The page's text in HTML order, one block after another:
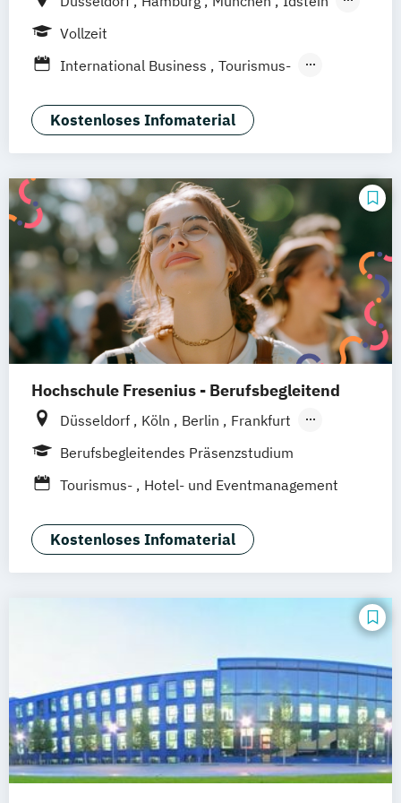
Berlin
Braunschweig Erfurt
Vollzeit
International Business
Tourismus-
Kostenloses Infomaterial
Hochschule Fresenius - Berufsbegleitend
Düsseldorf Köln Berlin
Frankfurt
Hamburg
Idstein München
Wiesbaden
Hannover Dortmund Erfurt Stuttgart
Braunschweig
Berufsbegleitendes Präsenzstudium
Tourismus-
Hotel- und Eventmanagement
Kostenloses Infomaterial